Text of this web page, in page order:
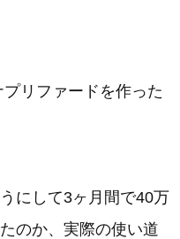
リファードを作った
にして3ヶ月間で40万
のか、実際の使い道